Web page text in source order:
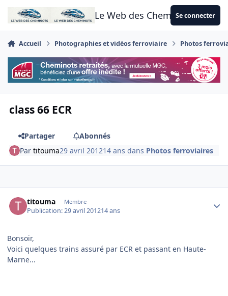
Aller au contenu
Le Web des CheminotsSe connecter
Accueil Photographies et vidéos ferroviaire Photos
class 66 ECR
Partager
Abonnés
Partitouma29 avril 201214 ans dans Photos ferroviaires
titouma Membre
Publication:29 avril 201214 ans
Bonsoir,
Voici quelques trains assuré par ECR et passant en Haute-
Marne...